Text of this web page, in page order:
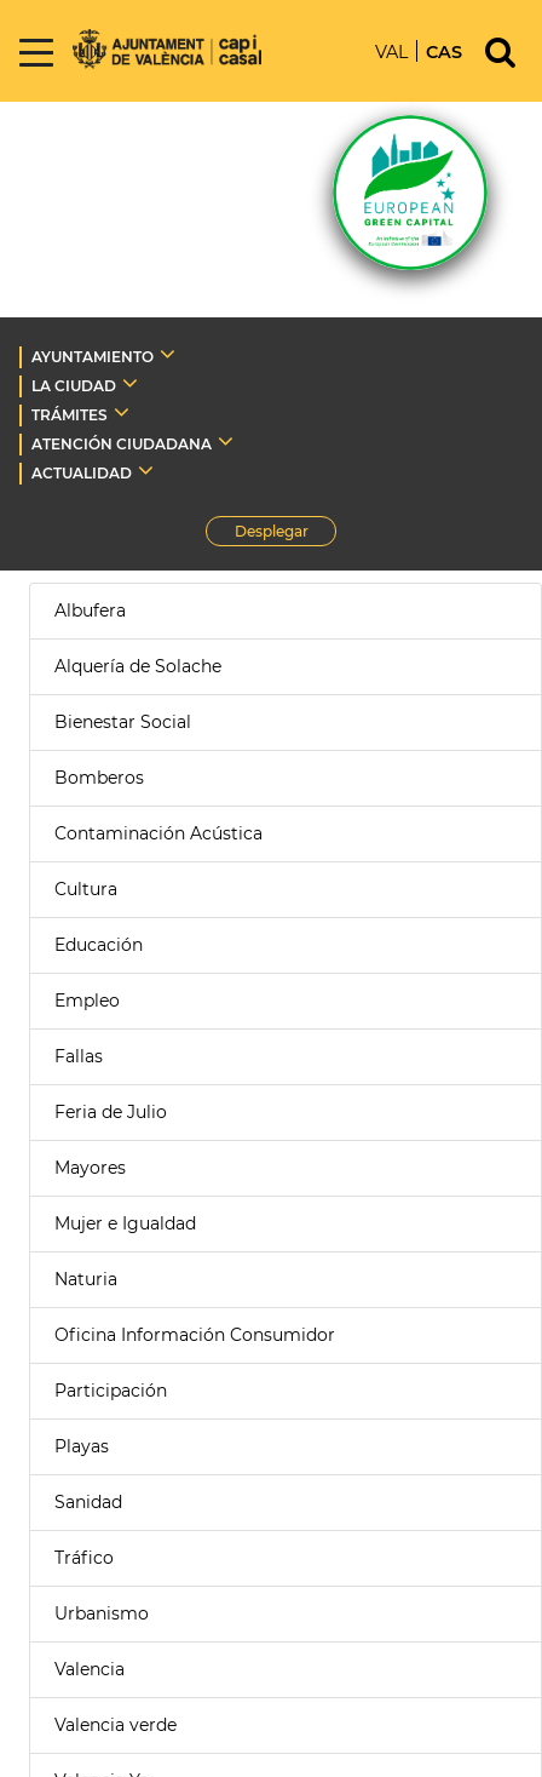
VAL CAS
AYUNTAMIENTO
LA CIUDAD
TRÁMITES
ATENCIÓN CIUDADANA
ACTUALIDAD
Desplegar
Albufera
Alquería de Solache
Bienestar Social
Bomberos
Contaminación Acústica
Cultura
Educación
Empleo
Fallas
Feria de Julio
Mayores
Mujer e Igualdad
Naturia
Oficina Información Consumidor
Participación
Playas
Sanidad
Tráfico
Urbanismo
Valencia
Valencia verde